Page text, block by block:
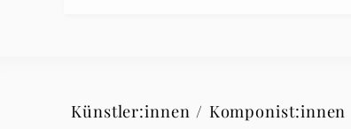
Künstler:innen / Komponist:innen